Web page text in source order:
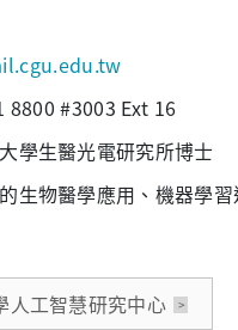
8800 #3003 Ext 16
學生醫光電研究所博士
生物醫學應用、機器學
人工智慧研究中心